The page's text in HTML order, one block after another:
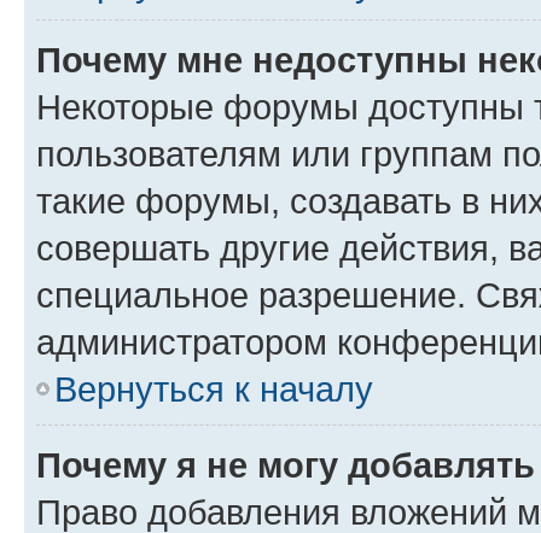
Почему мне недоступны
Некоторые форумы доступны
пользователям или группам
такие форумы, создавать в
совершать другие действия,
специальное разрешение.
администратором
Вернуться к началу
Почему я не могу
Право добавления вложений